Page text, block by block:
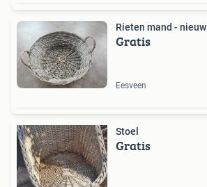
Rieten mand - nieuw
Gratis
Eesveen
Stoel
Gratis